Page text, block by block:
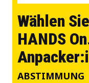
Wählen
HANDS
ABSTIMMUNG